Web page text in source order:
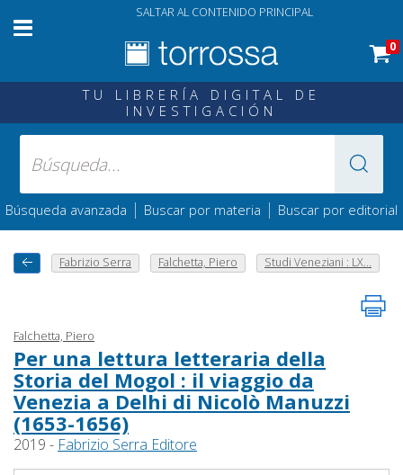
SALTAR AL CONTENIDO PRINCIPAL
0
TU LIBRERÍA DIGITAL DE
INVESTIGACIÓN
Búsqueda avanzada | Buscar por materia | Buscar por editorial
Fabrizio Serra Falchetta, Piero Studi Veneziani : LX...
Falchetta, Piero
Per una lettura letteraria della
Storia del Mogol : il viaggio da
Venezia a Delhi di Nicolò Manuzzi
(1653-1656)
2019 - Fabrizio Serra Editore